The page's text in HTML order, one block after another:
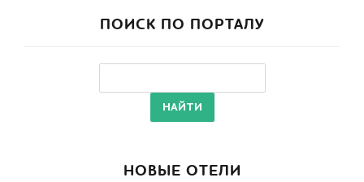
ПОИСК ПО ПОРТАЛУ
НОВЫЕ ОТЕЛИ